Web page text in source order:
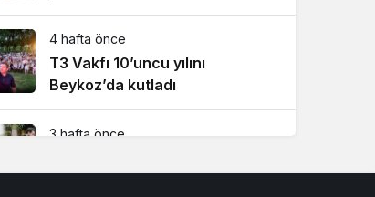
4 hafta önce
T3 Vakfı 10’uncu yılını
Beykoz’da kutladı
3 hafta önce